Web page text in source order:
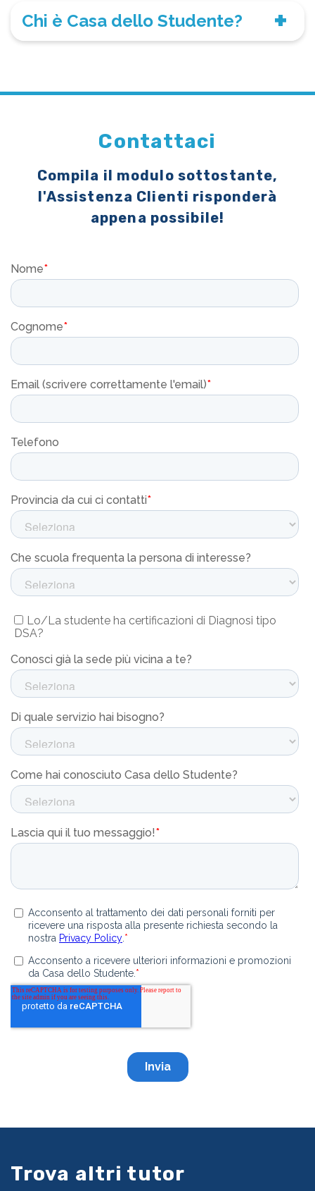
Chi è Casa dello Studente?
Contattaci
Compila il modulo sottostante,
l'Assistenza Clienti risponderà
appena possibile!
Trova altri tutor